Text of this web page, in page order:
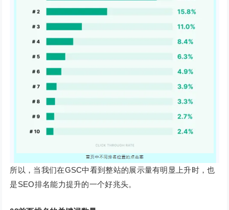
所以，当我们在GSC中看到整站的展示量有明显上升时，也
是SEO排名能力提升的一个好兆头。